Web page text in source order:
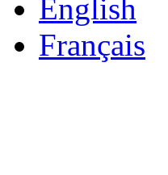
English
Français